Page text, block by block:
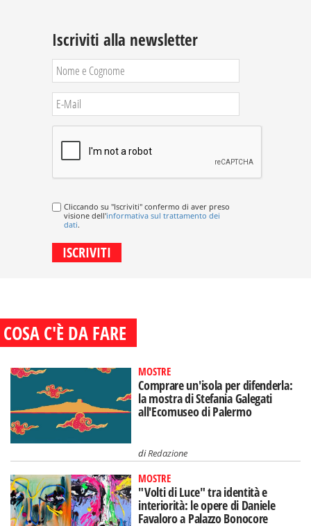
Iscriviti alla newsletter
Cliccando su "Iscriviti" confermo di aver preso
visione dell'informativa sul trattamento dei
dati.
COSA C'È DA FARE
MOSTRE
Comprare un'isola per difenderla:
la mostra di Stefania Galegati
all'Ecomuseo di Palermo
diRedazione
MOSTRE
"Volti di Luce" tra identità e
interiorità: le opere di Daniele
Favaloro a Palazzo Bonocore